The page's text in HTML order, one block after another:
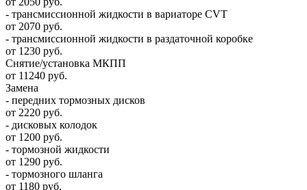
- трансмиссионной жидкости в вариаторе CVT
от 2070 руб.
- трансмиссионной жидкости в раздаточной коробке
от 1230 руб.
Снятие/установка МКПП
от 11240 руб.
Замена
- передних тормозных дисков
от 2220 руб.
- дисковых колодок
от 1200 руб.
- тормозной жидкости
от 1290 руб.
- тормозного шланга
от 1180 руб.